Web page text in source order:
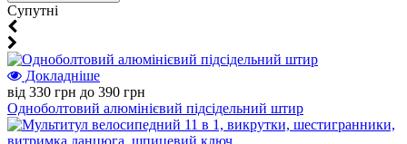
Супутні
Докладніше
від 330 грн до 390 грн
Одноболтовий алюмінієвий підсідельний штир